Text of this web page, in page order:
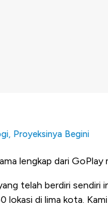
Proyeksinya Begini
lengkap dari
telah berdiri sendiri
lokasi di lima kota.